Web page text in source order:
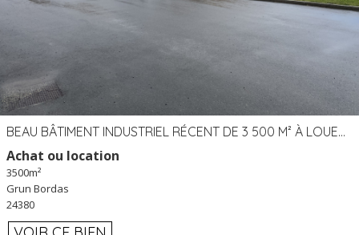
BEAU BÂTIMENT INDUSTRIEL RÉCENT DE 3 500 M² À LOUER OU VENDRE PROCHE PÉRIGUEUX (24)
Achat ou location
3500m²
Grun Bordas
24380